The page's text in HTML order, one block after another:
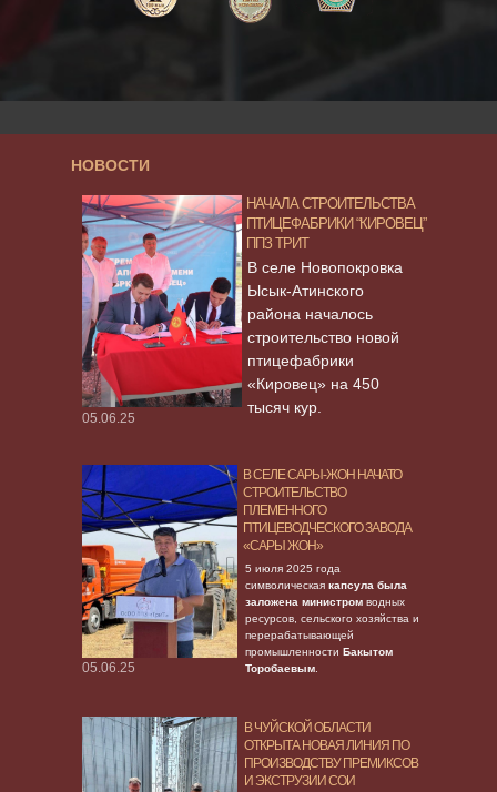
В ЧУЙСКОЙ ОБЛАСТИ
ОТКРЫТА НОВАЯ ЛИНИЯ ПО
ПРОИЗВОДСТВУ ПРЕМИКСОВ
И ЭКСТРУЗИИ СОИ
5 июля 2025 года
символическая капсула была
заложена министром водных
ресурсов, сельского хозяйства и
перерабатывающей
промышленности Бакытом
Торобаевым
05.06.25
В СЕЛЕ САРЫ-ЖОН НАЧАТО
СТРОИТЕЛЬСТВО
ПЛЕМЕННОГО
ПТИЦЕВОДЧЕСКОГО ЗАВОДА
«САРЫ ЖОН»
НАЧАЛА СТРОИТЕЛЬСТВА
ПТИЦЕФАБРИКИ “КИРОВЕЦ”
ППЗ ТРИТ
В селе Новопокровка
Ысык-Атинского
района началось
строительство новой
птицефабрики
«Кировец» на 450
тысяч кур.
05.06.25
НОВОСТИ